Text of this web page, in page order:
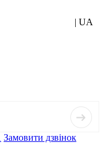
| UA
Замовити дзвінок